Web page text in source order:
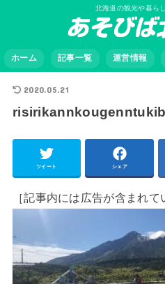
北海道の観光や暮ら
ホーム 記事一覧 運営情報
2020.05.21
ツイート シェア
［記事内には広告が含まれて